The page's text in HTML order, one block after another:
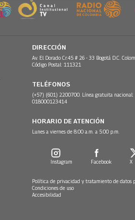
DIRECCIÓN
Av. El Dorado Cr.45 # 26 - 33 Bogotá D.C.
Código Postal: 111321
TELÉFONOS
(+57) (601) 2200700. Línea gratuita nacional:
018000123414
HORARIO DE ATENCIÓN
Lunes a viernes de 8:00 a.m. a 5:00 p.m.
Instagram Facebook X
Política de privacidad y tratamiento de datos
Condiciones de uso
Accesibilidad